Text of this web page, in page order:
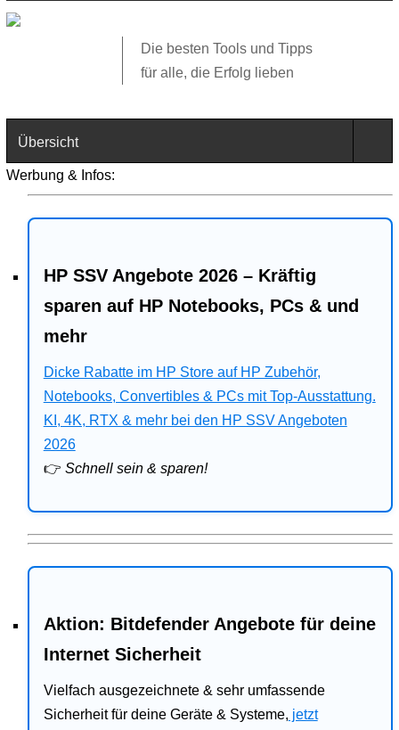
Die besten Tools und Tipps
für alle, die Erfolg lieben
Übersicht
Web
Business
Angebote
Bitdefender
Ratgeber
Werbung & Infos:
HP SSV Angebote 2026 – Kräftig
sparen auf HP Notebooks, PCs & und
mehr
Dicke Rabatte im HP Store auf HP Zubehör,
Notebooks, Convertibles & PCs mit Top-Ausstattung.
KI, 4K, RTX & mehr bei den HP SSV Angeboten
2026
👉 Schnell sein & sparen!
Aktion: Bitdefender Angebote für deine
Internet Sicherheit
Vielfach ausgezeichnete & sehr umfassende
Sicherheit für deine Geräte & Systeme, jetzt